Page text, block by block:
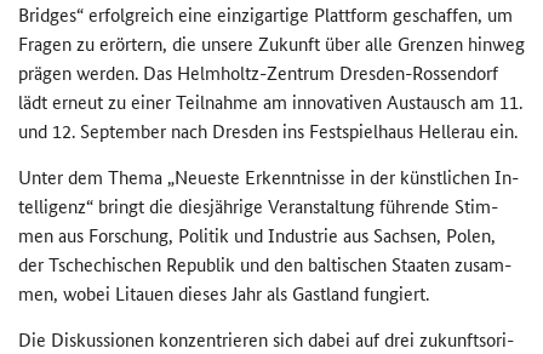
Bridges“ er­folg­reich eine ein­zig­ar­ti­ge Platt­form ge­schaf­fen, um
Fra­gen zu er­ör­tern, die un­se­re Zu­kunft über alle Gren­zen hin­weg
prä­gen wer­den. Das Helmholtz-​Zentrum Dresden-​Rossendorf
lädt er­neut zu einer Teil­nah­me am in­no­va­ti­ven Aus­tausch am 11.
und 12. Sep­tem­ber nach Dres­den ins Fest­spiel­haus Hel­lerau ein.
Unter dem Thema „Neu­es­te Er­kennt­nis­se in der künst­li­chen In­
tel­li­genz“ bringt die dies­jäh­ri­ge Ver­an­stal­tung füh­ren­de Stim­
men aus For­schung, Po­li­tik und In­dus­trie aus Sach­sen, Polen,
der Tsche­chi­schen Re­pu­blik und den bal­ti­schen Staa­ten zu­sam­
men, wobei Li­tau­en die­ses Jahr als Gast­land fun­giert.
Die Dis­kus­sio­nen kon­zen­trie­ren sich dabei auf drei zu­kunfts­ori­